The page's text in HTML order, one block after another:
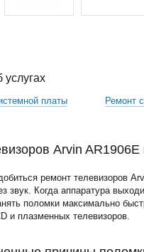
платы
Ремонт
Arvin AR1906E
ремонт телевизоров
звук. Когда аппаратура
поломки максимально
и плазменных телевизоров.